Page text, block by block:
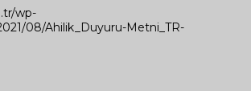
wp-
08/Ahilik_Duyuru-Metni_TR-